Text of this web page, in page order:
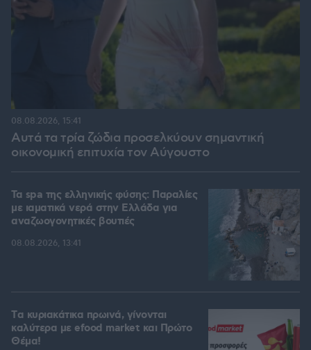
Αυτά τα τρία ζώδια προσελκύουν σημαντική
οικονομική επιτυχία τον Αύγουστο
08.08.2026, 15:41
Τα spa της ελληνικής φύσης: Παραλίες
με ιαματικά νερά στην Ελλάδα για
αναζωογονητικές βουτιές
08.08.2026, 13:41
Tα κυριακάτικα πρωινά, γίνονται
καλύτερα με efood market και Πρώτο
Θέμα!